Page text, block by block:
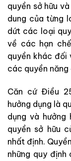
quyền sở hữu
dung của từng
dứt các loại
về các hạn
quyền khác đối
các quyền năng
Căn cứ Điều
hưởng dụng là
dụng và
quyền sở hữu
nhất định.
những quy